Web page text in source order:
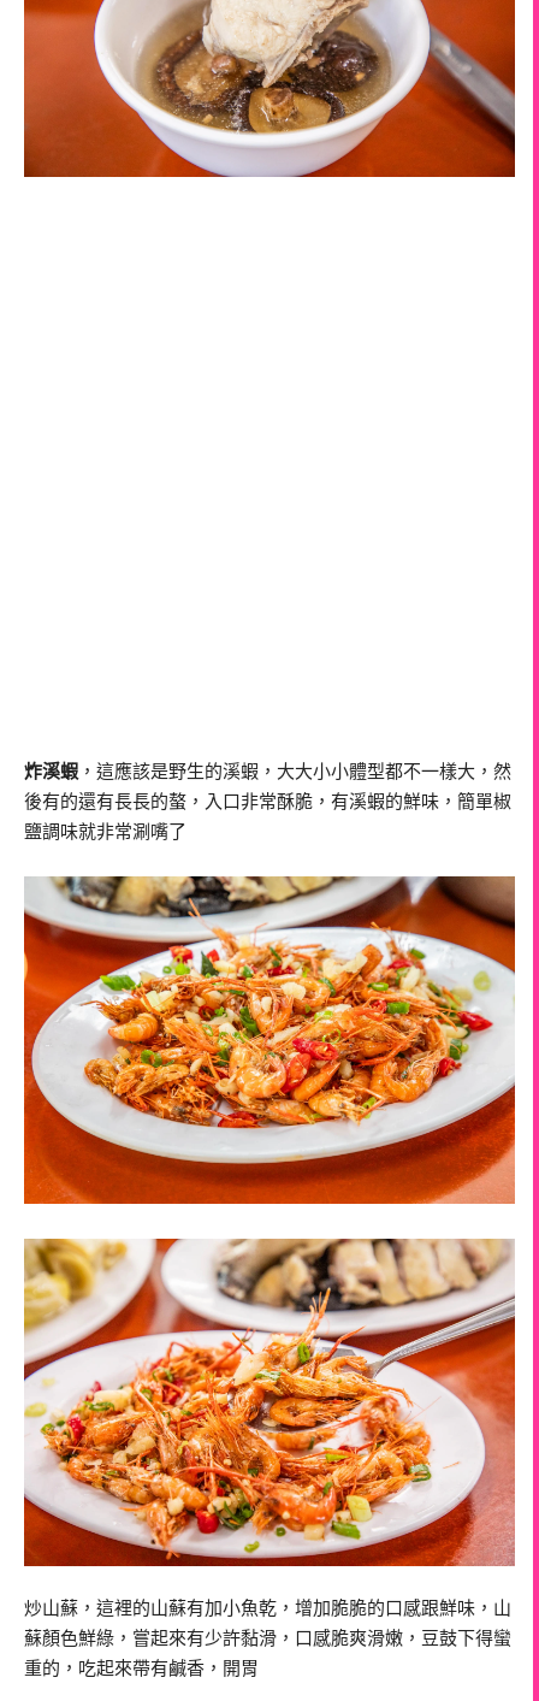
炸溪蝦 ，這應該是野生的溪蝦，大大小小體型都不一樣大，然
後有的還有長長的螯，入口非常酥脆，有溪蝦的鮮味，簡單椒
鹽調味就非常涮嘴了
炒山蘇，這裡的山蘇有加小魚乾，增加脆脆的口感跟鮮味，山
蘇顏色鮮綠，嘗起來有少許黏滑，口感脆爽滑嫩，豆鼓下得蠻
重的，吃起來帶有鹹香，開胃